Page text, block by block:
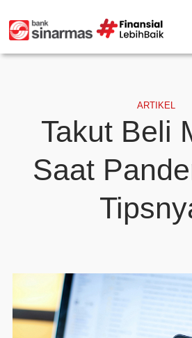
ARTIKEL
Takut Beli
Saat